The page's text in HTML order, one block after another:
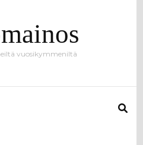
vuosikymmeniltä